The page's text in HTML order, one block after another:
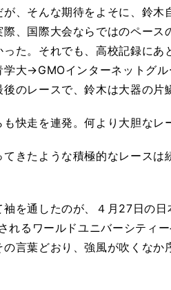
、そんな期待をよそに、鈴木
、国際大会ならではのペース
た。それでも、高校記録に
大→GMOインターネットグ
のレースで、鈴木は大器の片
快走を連発。何より大胆なレ
てきたような積極的なレース
を通したのが、４月27日の日
れるワールドユニバーシティ
言葉どおり、強風が吹くなか